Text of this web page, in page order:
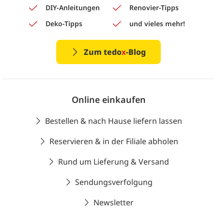
DIY-Anleitungen
Renovier-Tipps
Deko-Tipps
und vieles mehr!
Zum tedox-Blog
Online einkaufen
Bestellen & nach Hause liefern lassen
Reservieren & in der Filiale abholen
Rund um Lieferung & Versand
Sendungsverfolgung
Newsletter